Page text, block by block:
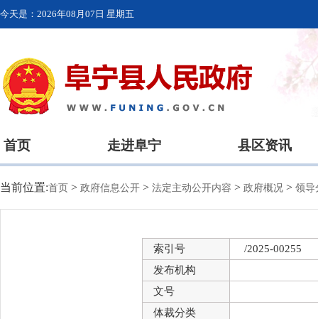
今天是： 2026年08月07日 星期五
首页 走进阜宁 县区资讯
当前位置:首页 > 政府信息公开 > 法定主动公开内容 > 政府概况 > 领导
索引号
/2025-00255
发布机构
文号
体裁分类